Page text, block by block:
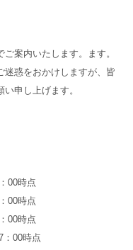
案内いたします。ます。
迷惑をおかけしますが、皆
申し上げます。
00時点
00時点
00時点
：00時点